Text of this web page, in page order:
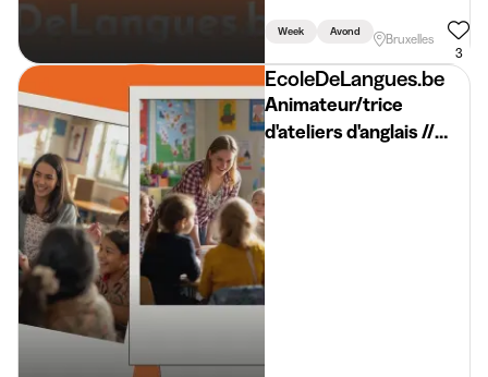
Week Avond
Bruxelles
3
EcoleDeLangues.be
Animateur/trice
d'ateliers d'anglais //